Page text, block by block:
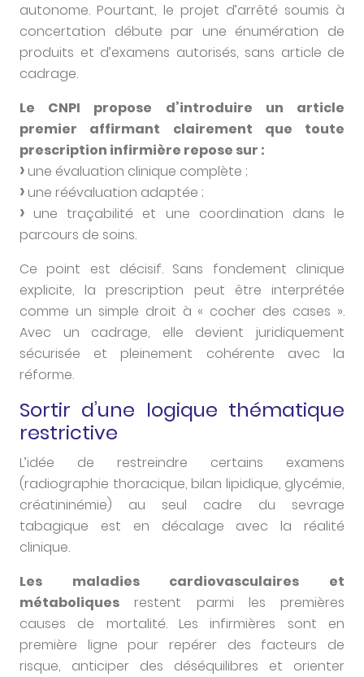
autonome. Pourtant, le projet d’arrêté soumis à
concertation débute par une énumération de
produits et d’examens autorisés, sans article de
cadrage.
Le CNPI propose d’introduire un article
premier affirmant clairement que toute
prescription infirmière repose sur :
une évaluation clinique complète ;
une réévaluation adaptée ;
une traçabilité et une coordination dans le
parcours de soins.
Ce point est décisif. Sans fondement clinique
explicite, la prescription peut être interprétée
comme un simple droit à « cocher des cases ».
Avec un cadrage, elle devient juridiquement
sécurisée et pleinement cohérente avec la
réforme.
Sortir d’une logique thématique
restrictive
L’idée de restreindre certains examens
(radiographie thoracique, bilan lipidique, glycémie,
créatininémie) au seul cadre du sevrage
tabagique est en décalage avec la réalité
clinique.
Les maladies cardiovasculaires et
métaboliques restent parmi les premières
causes de mortalité. Les infirmières sont en
première ligne pour repérer des facteurs de
risque, anticiper des déséquilibres et orienter